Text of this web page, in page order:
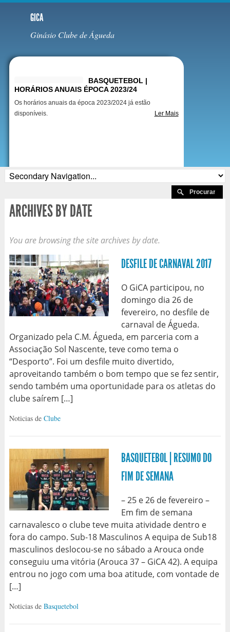
GICA
Ginásio Clube de Águeda
BASQUETEBOL |
HORÁRIOS ANUAIS ÉPOCA 2023/24
Os horários anuais da época 2023/2024 já estão
disponíveis.
Ler Mais
ARCHIVES BY DATE
You are browsing the site archives by date.
DESFILE DE CARNAVAL 2017
O GiCA participou, no
domingo dia 26 de
fevereiro, no desfile de
carnaval de Águeda.
Organizado pela C.M. Águeda, em parceria com a
Associação Sol Nascente, teve como tema o
“Desporto”. Foi um desfile muito divertido,
aproveitando também o bom tempo que se fez sentir,
sendo também uma oportunidade para os atletas do
clube saírem […]
Noticias de Clube
BASQUETEBOL | RESUMO DO
FIM DE SEMANA
– 25 e 26 de fevereiro –
Em fim de semana
carnavalesco o clube teve muita atividade dentro e
fora do campo. Sub-18 Masculinos A equipa de Sub18
masculinos deslocou-se no sábado a Arouca onde
conseguiu uma vitória (Arouca 37 – GiCA 42). A equipa
entrou no jogo com uma boa atitude, com vontade de
[…]
Noticias de Basquetebol